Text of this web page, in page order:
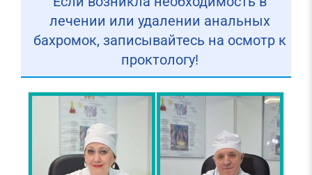
лечении или удалении анальных
бахромок, записывайтесь на осмотр к
проктологу!